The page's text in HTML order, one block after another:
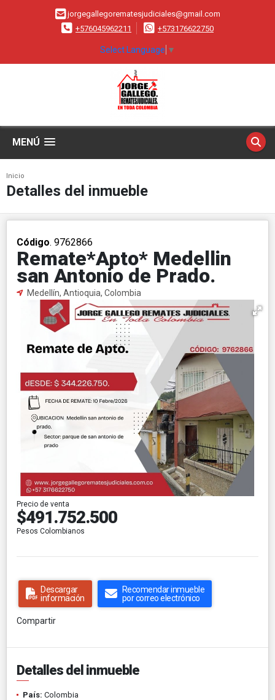
jorgegallegorematesjudiciales@gmail.com
+576045962211
+573176622750
Select Language ▼
MENÚ
Inicio
Detalles del inmueble
Código. 9762866
Remate*Apto* Medellin
san Antonio de Prado.
Medellín, Antioquia, Colombia
Precio de venta
$491.752.500
Pesos Colombianos
Descargar
información
Recomendar inmueble
por correo electrónico
Compartir
Detalles del inmueble
País: Colombia